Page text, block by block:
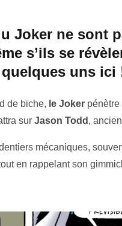
Joker ne sont
s’ils se
uns ici
de biche, le Joker pénètre
sur Jason Todd ,
mécaniques,
en rappelant son